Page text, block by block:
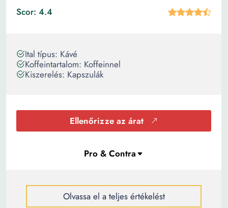
Scor: 4.4
Ital típus: Kávé
Koffeintartalom: Koffeinnel
Kiszerelés: Kapszulák
Ellenőrizze az árat
Olvassa el a teljes értékelést